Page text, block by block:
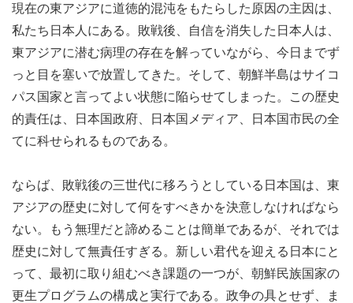
現在の東アジアに道徳的混沌をもたらした原因の主因は、
私たち日本人にある。敗戦後、自信を消失した日本人は、
東アジアに潜む病理の存在を解っていながら、今日までず
っと目を塞いで放置してきた。そして、朝鮮半島はサイコ
パス国家と言ってよい状態に陥らせてしまった。この歴史
的責任は、日本国政府、日本国メディア、日本国市民の全
てに科せられるものである。
ならば、敗戦後の三世代に移ろうとしている日本国は、東
アジアの歴史に対して何をすべきかを決意しなければなら
ない。もう無理だと諦めることは簡単であるが、それでは
歴史に対して無責任すぎる。新しい君代を迎える日本にと
って、最初に取り組むべき課題の一つが、朝鮮民族国家の
更生プログラムの構成と実行である。政争の具とせず、ま